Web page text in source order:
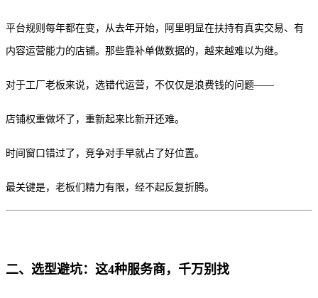
平台规则每年都在变，从去年开始，阿里明显在扶持有真实交易、有
内容运营能力的店铺。那些靠补单做数据的，越来越难以为继。
对于工厂老板来说，选错代运营，不仅仅是浪费钱的问题——
店铺权重做坏了，重新起来比新开还难。
时间窗口错过了，竞争对手早就占了好位置。
最关键是，老板们精力有限，经不起反复折腾。
二、选型避坑：这4种服务商，千万别找